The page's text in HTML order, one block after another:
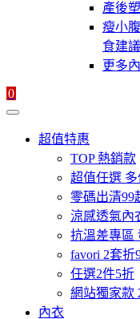
產後
瘦小
食建
更多
0
超值特惠
TOP 熱銷款
超值任選
零碼出清99
涼感透氣內
抗溫差專區
favori 2套折
任選2件5折
網站獨家款
內衣